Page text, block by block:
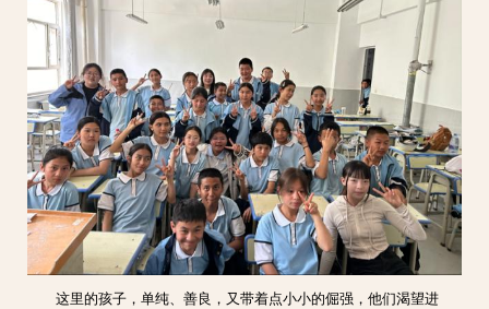
这里的孩子，单纯、善良，又带着点小小的倔强，他们渴望进